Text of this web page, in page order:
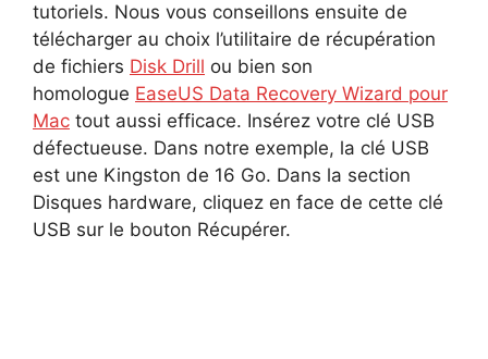
tutoriels. Nous vous conseillons ensuite de
télécharger au choix l’utilitaire de récupération
de fichiers Disk Drill ou bien son
homologue EaseUS Data Recovery Wizard pour
Mac tout aussi efficace. Insérez votre clé USB
défectueuse. Dans notre exemple, la clé USB
est une Kingston de 16 Go. Dans la section
Disques hardware, cliquez en face de cette clé
USB sur le bouton Récupérer.